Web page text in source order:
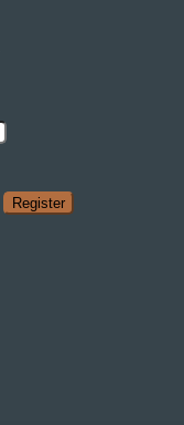
Register